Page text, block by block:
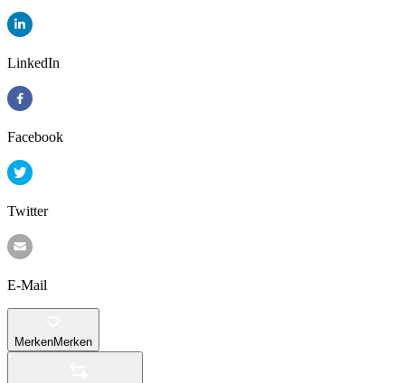
LinkedIn
Facebook
Twitter
E-Mail
MerkenMerken